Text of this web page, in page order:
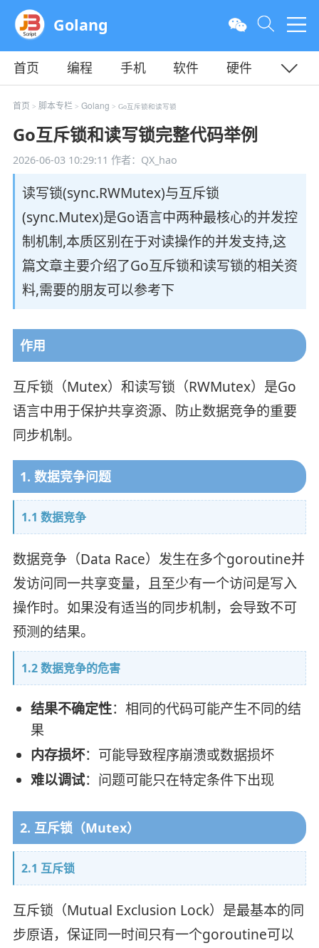
Golang
首页 编程 手机 软件
硬件
教程
平面 服务器
首页 > 脚本专栏> Golang > Go互斥锁和读写锁
Go互斥锁和读写锁完整代码举例
2026-06-03 10:29:11 作者：QX_hao
读写锁(sync.RWMutex)与互斥锁
(sync.Mutex)是Go语言中两种最核心的并发控
制机制,本质区别在于对读操作的并发支持,这
篇文章主要介绍了Go互斥锁和读写锁的相关资
料,需要的朋友可以参考下
作用
互斥锁（Mutex）和读写锁（RWMutex）是Go
语言中用于保护共享资源、防止数据竞争的重要
同步机制。
1. 数据竞争问题
1.1 数据竞争
数据竞争（Data Race）发生在多个goroutine并
发访问同一共享变量，且至少有一个访问是写入
操作时。如果没有适当的同步机制，会导致不可
预测的结果。
1.2 数据竞争的危害
结果不确定性：相同的代码可能产生不同的结
果
内存损坏：可能导致程序崩溃或数据损坏
难以调试：问题可能只在特定条件下出现
2. 互斥锁（Mutex）
2.1 互斥锁
互斥锁（Mutual Exclusion Lock）是最基本的同
步原语，保证同一时间只有一个goroutine可以